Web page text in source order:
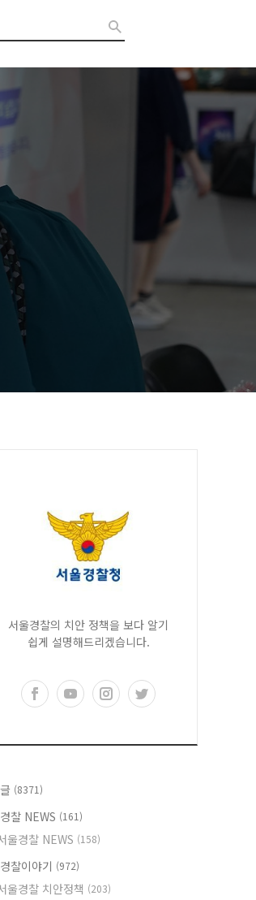
서울경찰의 치안 정책을 보다 알기
쉽게 설명해드리겠습니다.
(8371)
찰 NEWS (161)
울경찰 NEWS (158)
찰이야기 (972)
울경찰 치안정책 (203)